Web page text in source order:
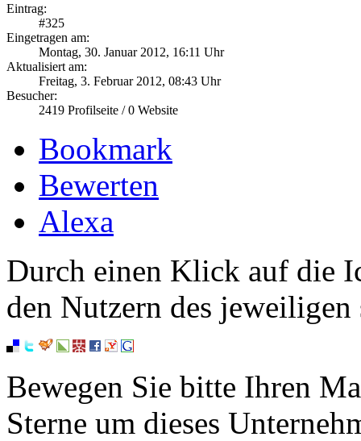
Eintrag:
#325
Eingetragen am:
Montag, 30. Januar 2012, 16:11 Uhr
Aktualisiert am:
Freitag, 3. Februar 2012, 08:43 Uhr
Besucher:
2419 Profilseite /0 Website
Bookmark
Bewerten
Alexa
Durch einen Klick auf die
den Nutzern des
Bewegen Sie bitte Ihren
Sterne um dieses